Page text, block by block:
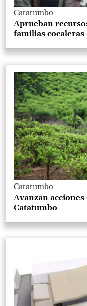
Catatumbo
Aprueban
familias cocaleras
Catatumbo
Avanzan
Catatumbo